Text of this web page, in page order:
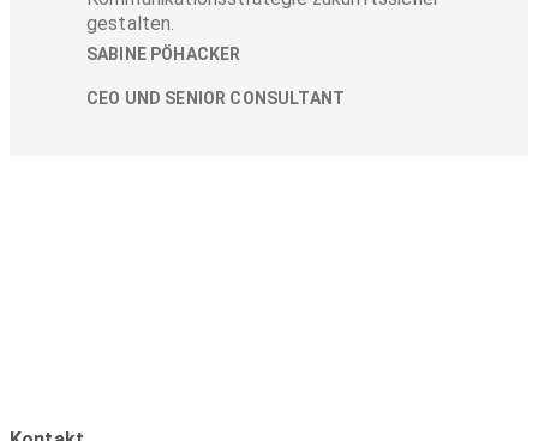
gestalten.
SABINE PÖHACKER
CEO UND SENIOR CONSULTANT